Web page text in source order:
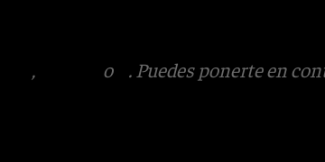
, o
. Puedes ponerte en